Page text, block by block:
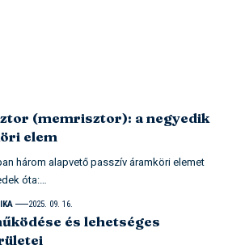
(memrisztor): a negyedik
elem
három alapvető passzív áramköri elemet
óta:…
2025. 09. 16.
és lehetséges